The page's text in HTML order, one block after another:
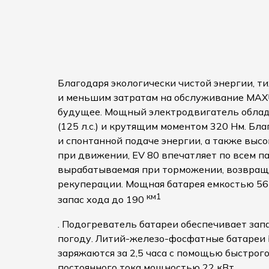
Благодаря экологически чистой энергии,
и меньшим затратам на обслуживание
будущее. Мощный электродвигатель
(125 л.с.) и крутящим моментом 320 Нм.
и спонтанной подаче энергии, а также
при движении, EV 80 впечатляет по всем
вырабатываемая при торможении,
рекуперации. Мощная батарея емкостью
запас хода до 190 км1
. Подогреватель батареи обеспечивает
погоду. Литий-железо-фосфатные батареи
заряжаются за 2,5 часа с помощью